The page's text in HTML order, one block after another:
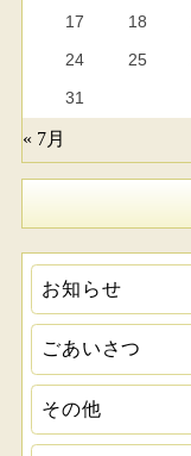
17
18
24
25
31
« 7月
お知らせ
ごあいさつ
その他